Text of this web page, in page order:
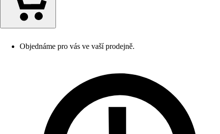
Objednáme pro vás ve vaší prodejně.